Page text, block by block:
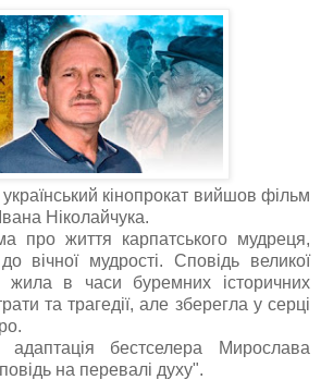
кінопрокат вийшов фільм
Ніколайчука.
про життя карпатського мудреця,
вічної мудрості. Сповідь великої
в часи буремних історичних
та трагедії, але зберегла у серці
бестселера Мирослава
на перевалі духу".